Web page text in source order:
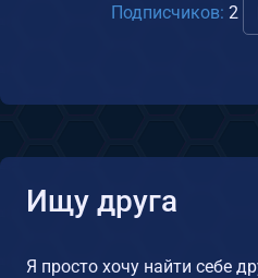
Подписчиков: 2
Ищу друга
Я просто хочу найти себе